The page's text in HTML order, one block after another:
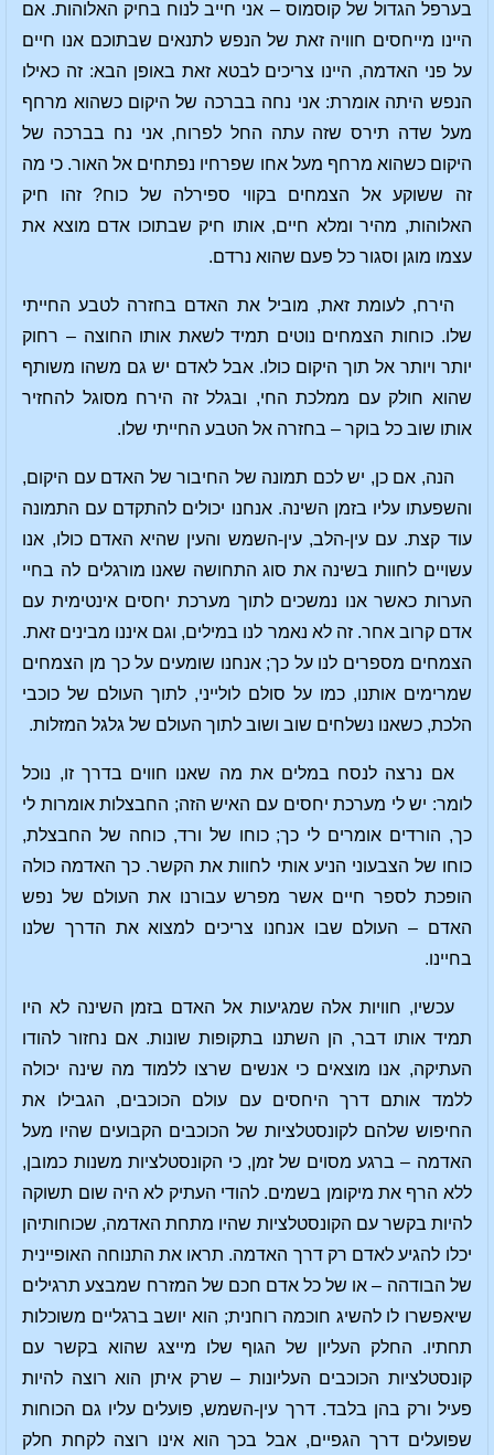
בערפל הגדול של קוסמוס – אני חייב לנוח בחיק האלוהות. אם
היינו מייחסים חוויה זאת של הנפש לתנאים שבתוכם אנו חיים
על פני האדמה, היינו צריכים לבטא זאת באופן הבא: זה כאילו
הנפש היתה אומרת: אני נחה בברכה של היקום כשהוא מרחף
מעל שדה תירס שזה עתה החל לפרוח, אני נח בברכה של
היקום כשהוא מרחף מעל אחו שפרחיו נפתחים אל האור. כי מה
זה ששוקע אל הצמחים בקווי ספירלה של כוח? זהו חיק
האלוהות, מהיר ומלא חיים, אותו חיק שבתוכו אדם מוצא את
עצמו מוגן וסגור כל פעם שהוא נרדם.
הירח, לעומת זאת, מוביל את האדם בחזרה לטבע החייתי
שלו. כוחות הצמחים נוטים תמיד לשאת אותו החוצה – רחוק
יותר ויותר אל תוך היקום כולו. אבל לאדם יש גם משהו משותף
שהוא חולק עם ממלכת החי, ובגלל זה הירח מסוגל להחזיר
אותו שוב כל בוקר – בחזרה אל הטבע החייתי שלו.
הנה, אם כן, יש לכם תמונה של החיבור של האדם עם היקום,
והשפעתו עליו בזמן השינה. אנחנו יכולים להתקדם עם התמונה
עוד קצת. עם עין-הלב, עין-השמש והעין שהיא האדם כולו, אנו
עשויים לחוות בשינה את סוג התחושה שאנו מורגלים לה בחיי
הערות כאשר אנו נמשכים לתוך מערכת יחסים אינטימית עם
אדם קרוב אחר. זה לא נאמר לנו במילים, וגם איננו מבינים זאת.
הצמחים מספרים לנו על כך; אנחנו שומעים על כך מן הצמחים
שמרימים אותנו, כמו על סולם לולייני, לתוך העולם של כוכבי
הלכת, כשאנו נשלחים שוב ושוב לתוך העולם של גלגל המזלות.
אם נרצה לנסח במלים את מה שאנו חווים בדרך זו, נוכל
לומר: יש לי מערכת יחסים עם האיש הזה; החבצלות אומרות לי
כך, הורדים אומרים לי כך; כוחו של ורד, כוחה של החבצלת,
כוחו של הצבעוני הניע אותי לחוות את הקשר. כך האדמה כולה
הופכת לספר חיים אשר מפרש עבורנו את העולם של נפש
האדם – העולם שבו אנחנו צריכים למצוא את הדרך שלנו
בחיינו.
עכשיו, חוויות אלה שמגיעות אל האדם בזמן השינה לא היו
תמיד אותו דבר, הן השתנו בתקופות שונות. אם נחזור להודו
העתיקה, אנו מוצאים כי אנשים שרצו ללמוד מה שינה יכולה
ללמד אותם דרך היחסים עם עולם הכוכבים, הגבילו את
החיפוש שלהם לקונסטלציות של הכוכבים הקבועים שהיו מעל
האדמה – ברגע מסוים של זמן, כי הקונסטלציות משנות כמובן,
ללא הרף את מיקומן בשמים. להודי העתיק לא היה שום תשוקה
להיות בקשר עם הקונסטלציות שהיו מתחת האדמה, שכוחותיהן
יכלו להגיע לאדם רק דרך האדמה. תראו את התנוחה האופיינית
של הבודהה – או של כל אדם חכם של המזרח שמבצע תרגילים
שיאפשרו לו להשיג חוכמה רוחנית; הוא יושב ברגליים משוכלות
תחתיו. החלק העליון של הגוף שלו מייצג שהוא בקשר עם
קונסטלציות הכוכבים העליונות – שרק איתן הוא רוצה להיות
פעיל ורק בהן בלבד. דרך עין-השמש, פועלים עליו גם הכוחות
שפועלים דרך הגפיים, אבל בכך הוא אינו רוצה לקחת חלק